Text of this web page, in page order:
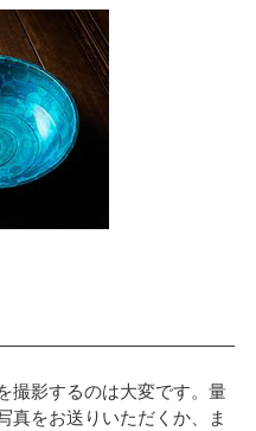
撮影するのは大変です。量
真をお送りいただくか、ま